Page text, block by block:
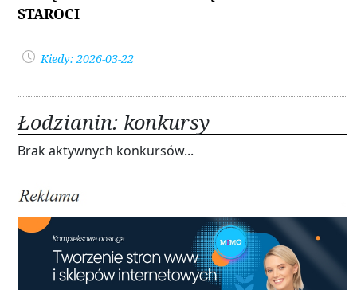
STAROCI
Kiedy: 2026-03-22
Łodzianin: konkursy
Brak aktywnych konkursów...